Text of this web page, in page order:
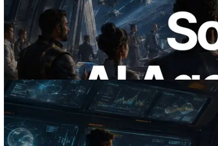
ERPC Meluncurkan Solana RPC
Berbasis x402 — Era AI Agent
Membayar API yang Dibutuhkan Secara
On Demand
Baca artikel ini